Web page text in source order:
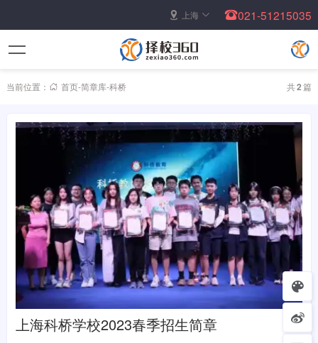
上海 021-51215035
当前位置： 首页-简章库-科桥 共2篇
上海科桥学校2023春季招生简章